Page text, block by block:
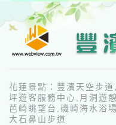
花蓮景點：豐濱天空步
坪遊客服務中心,月洞遊
芭崎眺望台,磯崎海水浴
大石鼻山步道